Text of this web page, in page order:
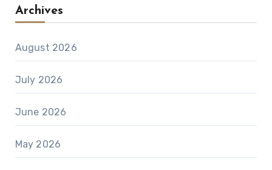
Archives
August 2026
July 2026
June 2026
May 2026